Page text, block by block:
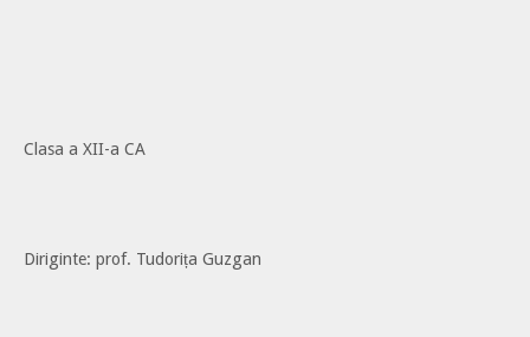
Clasa a XII-a CA
Diriginte: prof. Tudorița Guzgan